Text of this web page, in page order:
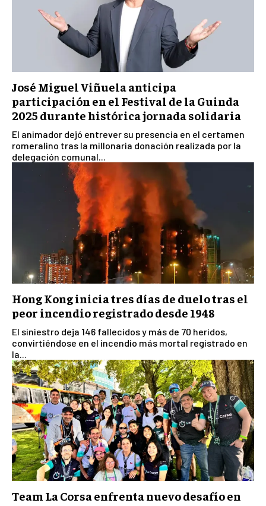
José Miguel Viñuela anticipa
participación en el Festival de la Guinda
2025 durante histórica jornada solidaria
El animador dejó entrever su presencia en el certamen
romeralino tras la millonaria donación realizada por la
delegación comunal...
Hong Kong inicia tres días de duelo tras el
peor incendio registrado desde 1948
El siniestro deja 146 fallecidos y más de 70 heridos,
convirtiéndose en el incendio más mortal registrado en
la...
Team La Corsa enfrenta nuevo desafío en